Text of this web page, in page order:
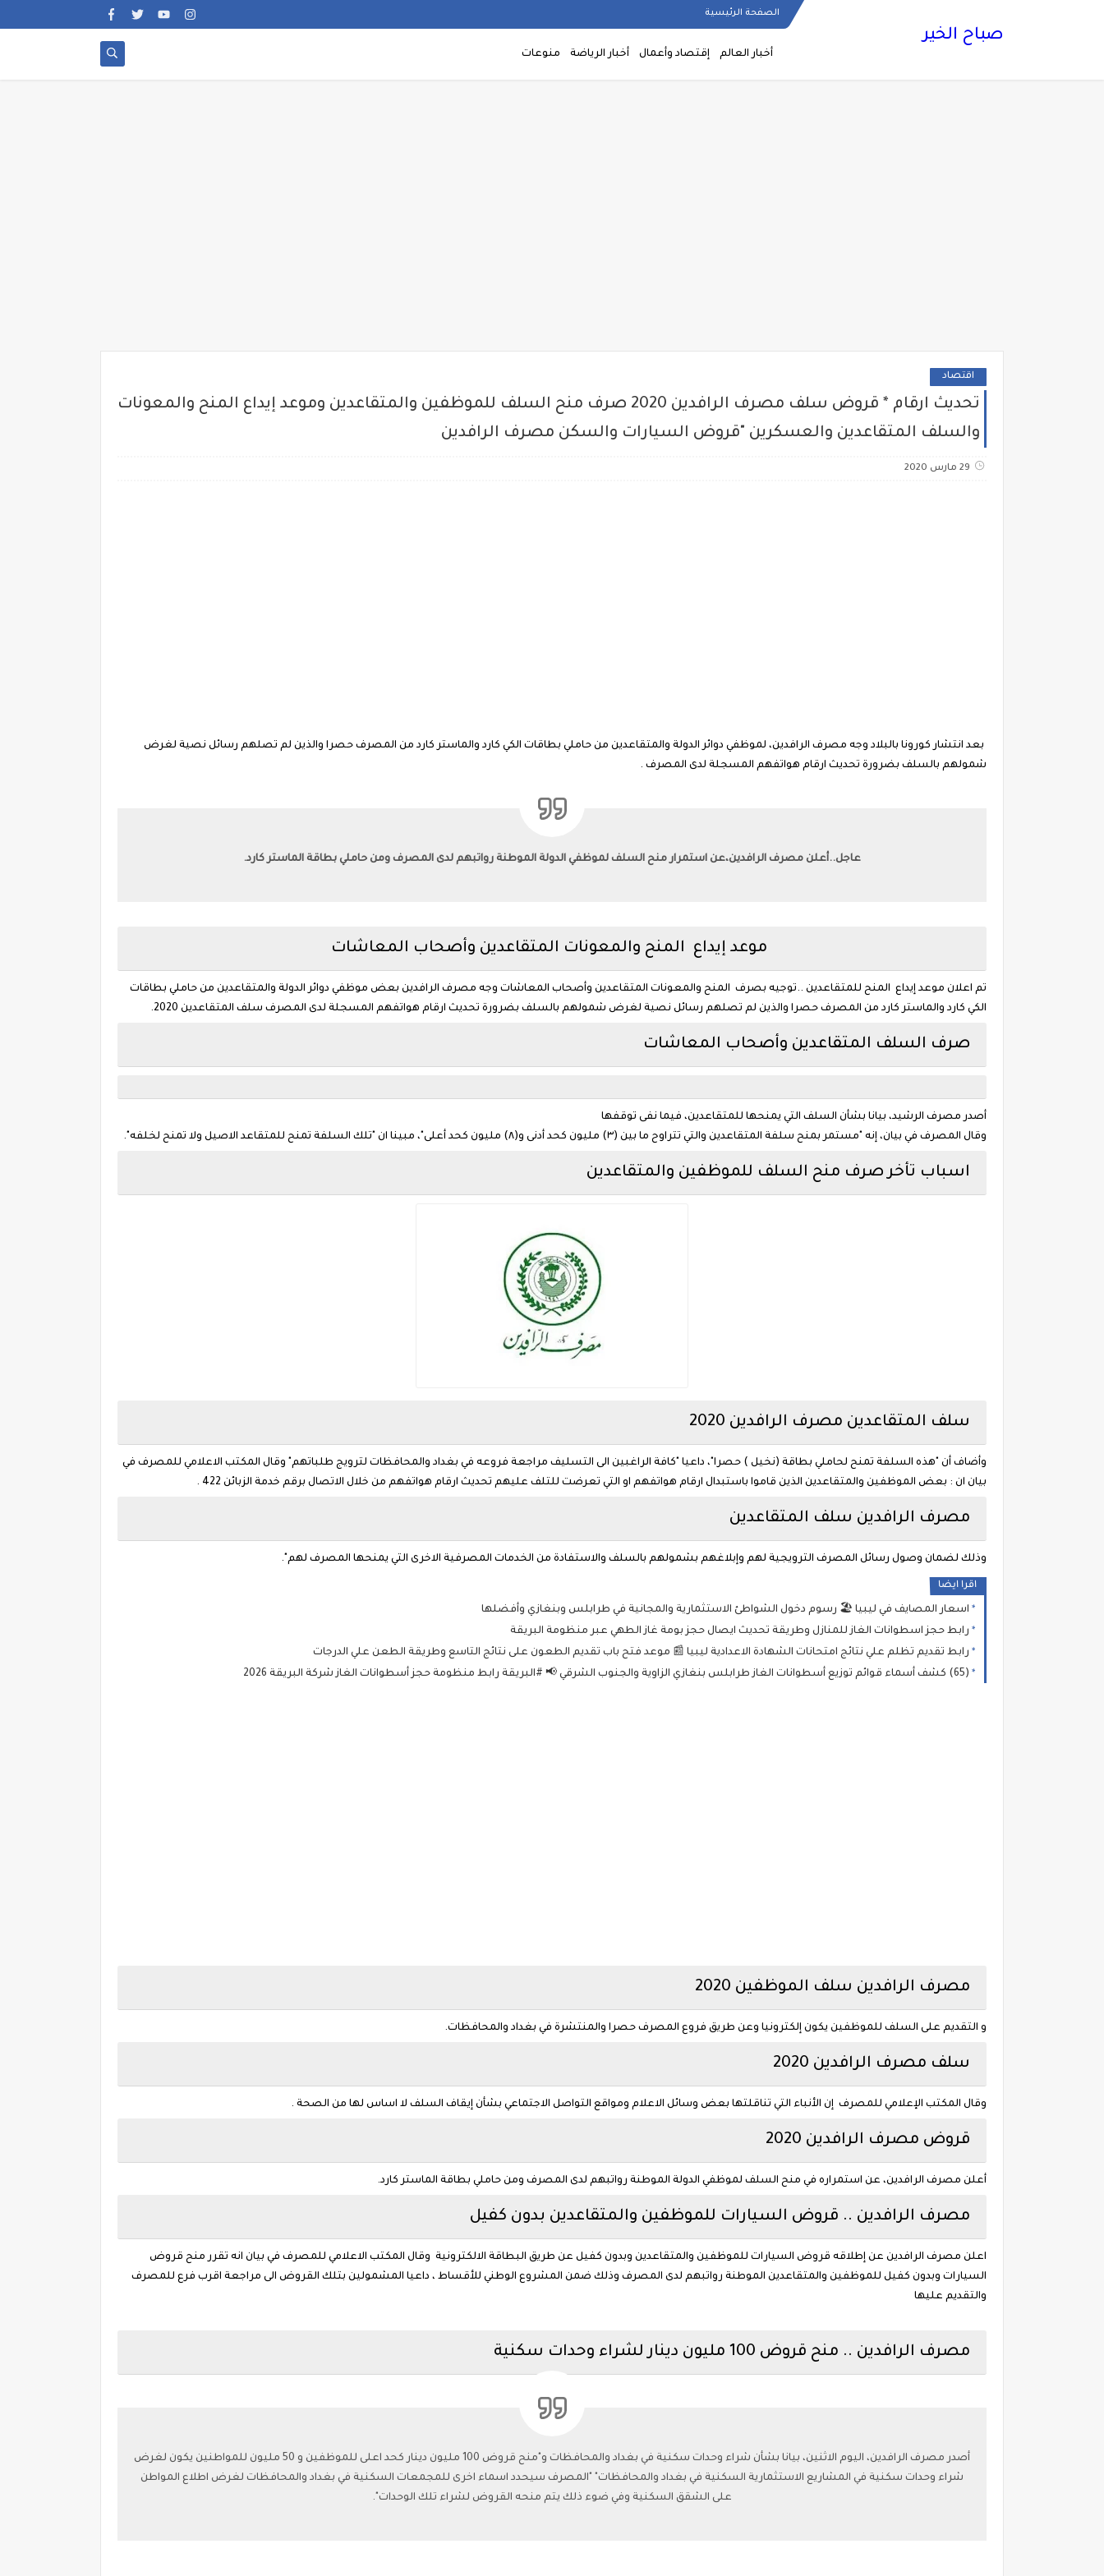
الصفحة الرئيسية
صباح الخير
أخبار العالم إقتصاد وأعمال أخبار الرياضة منوعات
اقتصاد
تحديث ارقام * قروض سلف مصرف الرافدين 2020 صرف منح السلف للموظفين والمتقاعدين وموعد إيداع المنح والمعونات
والسلف المتقاعدين والعسكرين "قروض السيارات والسكن مصرف الرافدين
29 مارس 2020
بعد انتشار كورونا بالبلاد وجه مصرف الرافدين، لموظفي دوائر الدولة والمتقاعدين من حاملي بطاقات الكي كارد والماستر كارد من المصرف حصرا والذين لم تصلهم رسائل نصية لغرض
شمولهم بالسلف بضرورة تحديث ارقام هواتفهم المسجلة لدى المصرف .
عاجل..أعلن مصرف الرافدين،عن استمرار منح السلف لموظفي الدولة الموطنة رواتبهم لدى المصرف ومن حاملي بطاقة الماستر كارد.
موعد إيداع المنح والمعونات المتقاعدين وأصحاب المعاشات
تم اعلان موعد إيداع المنح للمتقاعدين ..توجيه بصرف المنح والمعونات المتقاعدين وأصحاب المعاشات وجه مصرف الرافدين بعض موظفي دوائر الدولة والمتقاعدين من حاملي بطاقات
الكي كارد والماستر كارد من المصرف حصرا والذين لم تصلهم رسائل نصية لغرض شمولهم بالسلف بضرورة تحديث ارقام هواتفهم المسجلة لدى المصرف سلف المتقاعدين 2020.
صرف السلف المتقاعدين وأصحاب المعاشات
أصدر مصرف الرشيد، بيانا بشأن السلف التي يمنحها للمتقاعدين، فيما نفى توقفها
وقال المصرف في بيان، إنه "مستمر بمنح سلفة المتقاعدين والتي تتراوح ما بين (٣) مليون كحد أدنى و(٨) مليون كحد أعلى"، مبينا ان "تلك السلفة تمنح للمتقاعد الاصيل ولا تمنح لخلفه".
اسباب تأخر صرف منح السلف للموظفين والمتقاعدين
سلف المتقاعدين مصرف الرافدين 2020
وأضاف أن "هذه السلفة تمنح لحاملي بطاقة (نخيل ) حصرا"، داعيا "كافة الراغبين الى التسليف مراجعة فروعه في بغداد والمحافظات لترويج طلباتهم" وقال المكتب الاعلامي للمصرف في
بيان ان : بعض الموظفين والمتقاعدين الذين قاموا باستبدال ارقام هواتفهم او التي تعرضت للتلف عليهم تحديث ارقام هواتفهم من خلال الاتصال برقم خدمة الزبائن 422 .
مصرف الرافدين سلف المتقاعدين
وذلك لضمان وصول رسائل المصرف الترويجية لهم وإبلاغهم بشمولهم بالسلف والاستفادة من الخدمات المصرفية الاخرى التي يمنحها المصرف لهم".
اقرا ايضا
اسعار المصايف في ليبيا 🏖️ رسوم دخول الشواطئ الاستثمارية والمجانية في طرابلس وبنغازي وأفضلها
رابط حجز اسطوانات الغاز للمنازل وطريقة تحديث ايصال حجز بومة غاز الطهي عبر منظومة البريقة
رابط تقديم تظلم علي نتائج امتحانات الشهادة الاعدادية ليبيا 📰 موعد فتح باب تقديم الطعون على نتائج التاسع وطريقة الطعن علي الدرجات
(65) كشف أسماء قوائم توزيع أسطوانات الغاز طرابلس بنغازي الزاوية والجنوب الشرقي 📢 #البريقة رابط منظومة حجز أسطوانات الغاز شركة البريقة 2026
مصرف الرافدين سلف الموظفين 2020
و التقديم على السلف للموظفين يكون إلكترونيا وعن طريق فروع المصرف حصرا والمنتشرة في بغداد والمحافظات.
سلف مصرف الرافدين 2020
وقال المكتب الإعلامي للمصرف إن الأنباء التي تناقلتها بعض وسائل الاعلام ومواقع التواصل الاجتماعي بشأن إيقاف السلف لا اساس لها من الصحة .
قروض مصرف الرافدين 2020
أعلن مصرف الرافدين، عن استمراره في منح السلف لموظفي الدولة الموطنة رواتبهم لدى المصرف ومن حاملي بطاقة الماستر كارد.
مصرف الرافدين .. قروض السيارات للموظفين والمتقاعدين بدون كفيل
اعلن مصرف الرافدين عن إطلاقه قروض السيارات للموظفين والمتقاعدين وبدون كفيل عن طريق البطاقة الالكترونية وقال المكتب الاعلامي للمصرف في بيان انه تقرر منح قروض
السيارات وبدون كفيل للموظفين والمتقاعدين الموطنة رواتبهم لدى المصرف وذلك ضمن المشروع الوطني للأقساط ، داعيا المشمولين بتلك القروض الى مراجعة اقرب فرع للمصرف
والتقديم عليها
مصرف الرافدين .. منح قروض 100 مليون دينار لشراء وحدات سكنية
أصدر مصرف الرافدين، اليوم الاثنين، بيانا بشأن شراء وحدات سكنية في بغداد والمحافظات و"منح قروض 100 مليون دينار كحد اعلى للموظفين و 50 مليون للمواطنين يكون لغرض
شراء وحدات سكنية في المشاريع الاستثمارية السكنية في بغداد والمحافظات" "المصرف سيحدد اسماء اخرى للمجمعات السكنية في بغداد والمحافظات لغرض اطلاع المواطن
على الشقق السكنية وفي ضوء ذلك يتم منحه القروض لشراء تلك الوحدات".